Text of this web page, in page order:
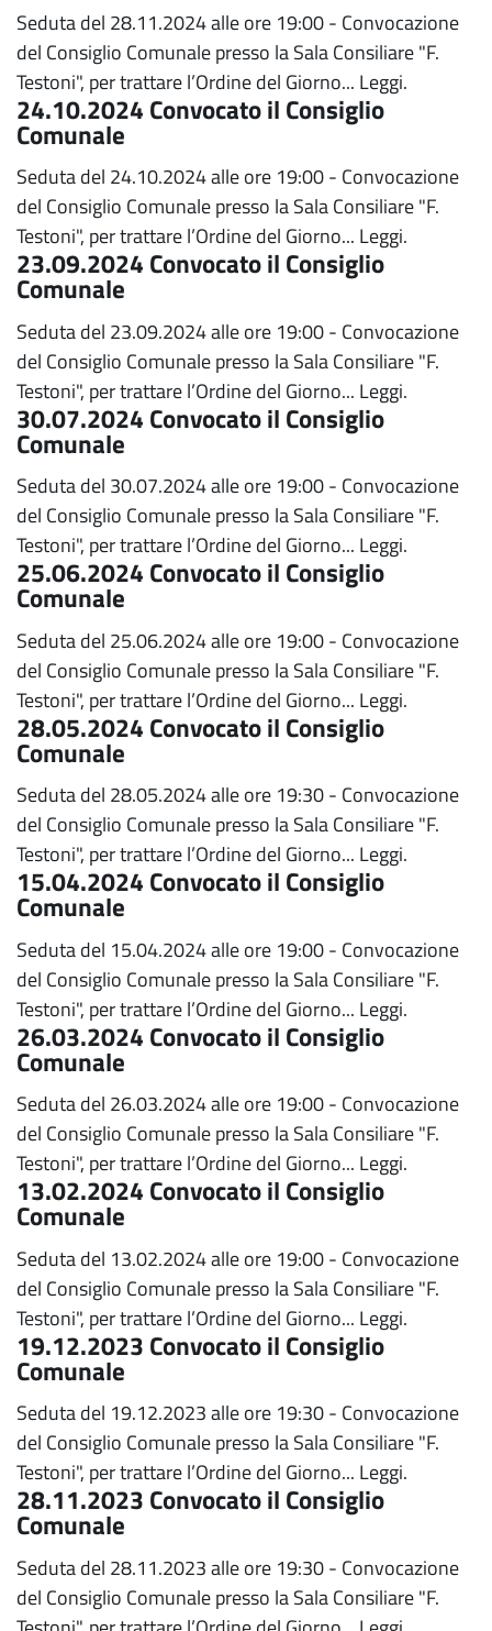
Seduta del 28.11.2024 alle ore 19:00 - Convocazione
del Consiglio Comunale presso la Sala Consiliare "F.
Testoni", per trattare l’Ordine del Giorno... Leggi.
24.10.2024 Convocato il Consiglio
Comunale
Seduta del 24.10.2024 alle ore 19:00 - Convocazione
del Consiglio Comunale presso la Sala Consiliare "F.
Testoni", per trattare l’Ordine del Giorno... Leggi.
23.09.2024 Convocato il Consiglio
Comunale
Seduta del 23.09.2024 alle ore 19:00 - Convocazione
del Consiglio Comunale presso la Sala Consiliare "F.
Testoni", per trattare l’Ordine del Giorno... Leggi.
30.07.2024 Convocato il Consiglio
Comunale
Seduta del 30.07.2024 alle ore 19:00 - Convocazione
del Consiglio Comunale presso la Sala Consiliare "F.
Testoni", per trattare l’Ordine del Giorno... Leggi.
25.06.2024 Convocato il Consiglio
Comunale
Seduta del 25.06.2024 alle ore 19:00 - Convocazione
del Consiglio Comunale presso la Sala Consiliare "F.
Testoni", per trattare l’Ordine del Giorno... Leggi.
28.05.2024 Convocato il Consiglio
Comunale
Seduta del 28.05.2024 alle ore 19:30 - Convocazione
del Consiglio Comunale presso la Sala Consiliare "F.
Testoni", per trattare l’Ordine del Giorno... Leggi.
15.04.2024 Convocato il Consiglio
Comunale
Seduta del 15.04.2024 alle ore 19:00 - Convocazione
del Consiglio Comunale presso la Sala Consiliare "F.
Testoni", per trattare l’Ordine del Giorno... Leggi.
26.03.2024 Convocato il Consiglio
Comunale
Seduta del 26.03.2024 alle ore 19:00 - Convocazione
del Consiglio Comunale presso la Sala Consiliare "F.
Testoni", per trattare l’Ordine del Giorno... Leggi.
13.02.2024 Convocato il Consiglio
Comunale
Seduta del 13.02.2024 alle ore 19:00 - Convocazione
del Consiglio Comunale presso la Sala Consiliare "F.
Testoni", per trattare l’Ordine del Giorno... Leggi.
19.12.2023 Convocato il Consiglio
Comunale
Seduta del 19.12.2023 alle ore 19:30 - Convocazione
del Consiglio Comunale presso la Sala Consiliare "F.
Testoni", per trattare l’Ordine del Giorno... Leggi.
28.11.2023 Convocato il Consiglio
Comunale
Seduta del 28.11.2023 alle ore 19:30 - Convocazione
del Consiglio Comunale presso la Sala Consiliare "F.